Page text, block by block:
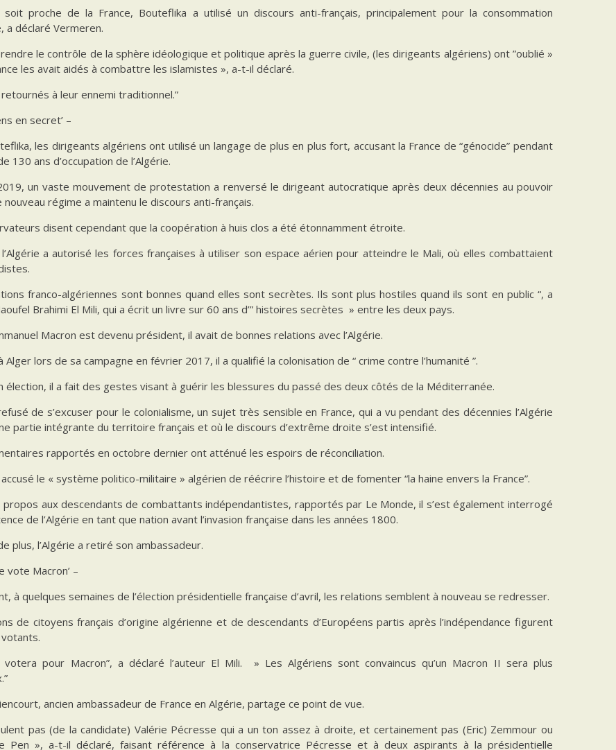
soit proche de la France, Bouteflika a utilisé un discours anti-français, principalement pour la consommation
a déclaré Vermeren.
le contrôle de la sphère idéologique et politique après la guerre civile, (les dirigeants algériens) ont ”oublié »
les avait aidés à combattre les islamistes », a-t-il déclaré.
à leur ennemi traditionnel.”
en secret’ –
les dirigeants algériens ont utilisé un langage de plus en plus fort, accusant la France de “génocide” pendant
130 ans d’occupation de l’Algérie.
un vaste mouvement de protestation a renversé le dirigeant autocratique après deux décennies au pouvoir
régime a maintenu le discours anti-français.
disent cependant que la coopération à huis clos a été étonnamment étroite.
a autorisé les forces françaises à utiliser son espace aérien pour atteindre le Mali, où elles combattaient
franco-algériennes sont bonnes quand elles sont secrètes. Ils sont plus hostiles quand ils sont en public “, a
Brahimi El Mili, qui a écrit un livre sur 60 ans d’” histoires secrètes » entre les deux pays.
Macron est devenu président, il avait de bonnes relations avec l’Algérie.
Alger lors de sa campagne en février 2017, il a qualifié la colonisation de “ crime contre l’humanité ”.
élection, il a fait des gestes visant à guérir les blessures du passé des deux côtés de la Méditerranée.
de s’excuser pour le colonialisme, un sujet très sensible en France, qui a vu pendant des décennies l’Algérie
partie intégrante du territoire français et où le discours d’extrême droite s’est intensifié.
rapportés en octobre dernier ont atténué les espoirs de réconciliation.
le « système politico-militaire » algérien de réécrire l’histoire et de fomenter “la haine envers la France”.
propos aux descendants de combattants indépendantistes, rapportés par Le Monde, il s’est également interrogé
de l’Algérie en tant que nation avant l’invasion française dans les années 1800.
plus, l’Algérie a retiré son ambassadeur.
vote Macron’ –
à quelques semaines de l’élection présidentielle française d’avril, les relations semblent à nouveau se redresser.
de citoyens français d’origine algérienne et de descendants d’Européens partis après l’indépendance figurent
votera pour Macron”, a déclaré l’auteur El Mili. » Les Algériens sont convaincus qu’un Macron II sera plus
ancien ambassadeur de France en Algérie, partage ce point de vue.
pas (de la candidate) Valérie Pécresse qui a un ton assez à droite, et certainement pas (Eric) Zemmour ou
Pen », a-t-il déclaré, faisant référence à la conservatrice Pécresse et à deux aspirants à la présidentielle